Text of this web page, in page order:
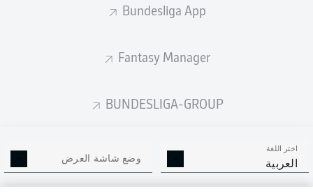
Bundesliga App
Fantasy Manager
BUNDESLIGA-GROUP
اختر اللغة
العربية وضع شاشة العرض